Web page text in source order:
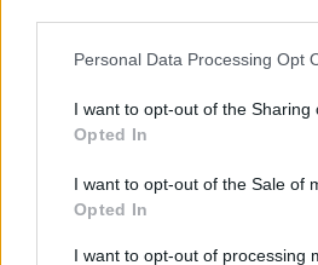
Personal Data Processing Opt
I want to opt-out of the Sharing
Opted In
I want to opt-out of the Sale of
Opted In
I want to opt-out of processing
Reklama